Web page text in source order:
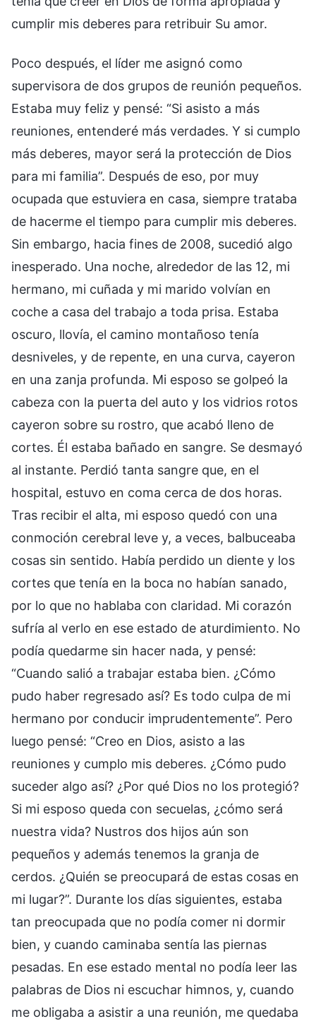
cumplir mis deberes para retribuir Su amor.
Poco después, el líder me asignó como
supervisora de dos grupos de reunión pequeños.
Estaba muy feliz y pensé: “Si asisto a más
reuniones, entenderé más verdades. Y si cumplo
más deberes, mayor será la protección de Dios
para mi familia”. Después de eso, por muy
ocupada que estuviera en casa, siempre trataba
de hacerme el tiempo para cumplir mis deberes.
Sin embargo, hacia fines de 2008, sucedió algo
inesperado. Una noche, alrededor de las 12, mi
hermano, mi cuñada y mi marido volvían en
coche a casa del trabajo a toda prisa. Estaba
oscuro, llovía, el camino montañoso tenía
desniveles, y de repente, en una curva, cayeron
en una zanja profunda. Mi esposo se golpeó la
cabeza con la puerta del auto y los vidrios rotos
cayeron sobre su rostro, que acabó lleno de
cortes. Él estaba bañado en sangre. Se desmayó
al instante. Perdió tanta sangre que, en el
hospital, estuvo en coma cerca de dos horas.
Tras recibir el alta, mi esposo quedó con una
conmoción cerebral leve y, a veces, balbuceaba
cosas sin sentido. Había perdido un diente y los
cortes que tenía en la boca no habían sanado,
por lo que no hablaba con claridad. Mi corazón
sufría al verlo en ese estado de aturdimiento. No
podía quedarme sin hacer nada, y pensé:
“Cuando salió a trabajar estaba bien. ¿Cómo
pudo haber regresado así? Es todo culpa de mi
hermano por conducir imprudentemente”. Pero
luego pensé: “Creo en Dios, asisto a las
reuniones y cumplo mis deberes. ¿Cómo pudo
suceder algo así? ¿Por qué Dios no los protegió?
Si mi esposo queda con secuelas, ¿cómo será
nuestra vida? Nustros dos hijos aún son
pequeños y además tenemos la granja de
cerdos. ¿Quién se preocupará de estas cosas en
mi lugar?”. Durante los días siguientes, estaba
tan preocupada que no podía comer ni dormir
bien, y cuando caminaba sentía las piernas
pesadas. En ese estado mental no podía leer las
palabras de Dios ni escuchar himnos, y, cuando
me obligaba a asistir a una reunión, me quedaba